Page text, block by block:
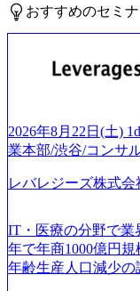
おすすめのセミ
2026年8月22日(土)
業本部/渋谷/コンサ
レバレジーズ株式会
IT・医療の分野で業
年で年商1000億円
年齢生産人口減少